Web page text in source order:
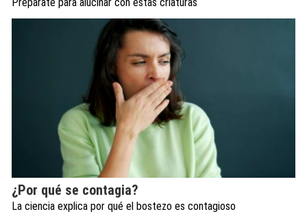
¿Por qué se contagia?
La ciencia explica por qué el bostezo es contagioso